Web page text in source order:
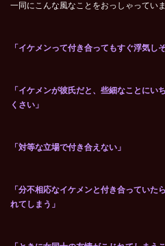
一同にこんな風なことをおっしゃっていま
「イケメンって付き合ってもすぐ浮気し
「イケメンが彼氏だと、些細なことにい
くさい」
「対等な立場で付き合えない」
「分不相応なイケメンと付き合っていた
れてしまう」